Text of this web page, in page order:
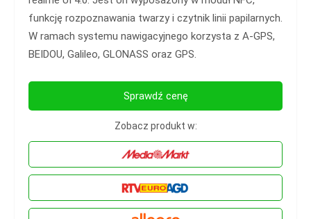
funkcję rozpoznawania twarzy i czytnik linii papilarnych.
W ramach systemu nawigacyjnego korzysta z A-GPS,
BEIDOU, Galileo, GLONASS oraz GPS.
Sprawdź cenę
Zobacz produkt w: